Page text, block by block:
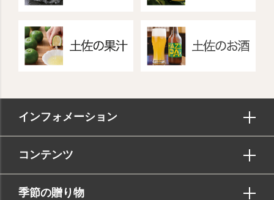
インフォメーション
コンテンツ
季節の贈り物